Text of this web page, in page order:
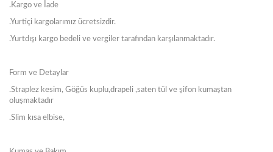
.Kargo ve İade
.Yurtiçi kargolarımız ücretsizdir.
.Yurtdışı kargo bedeli ve vergiler tarafından karşılanmaktadır.
Form ve Detaylar
.Straplez kesim, Göğüs kuplu,drapeli ,saten tül ve şifon kumaştan
oluşmaktadır
.Slim kısa elbise,